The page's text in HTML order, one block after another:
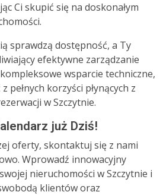
Ci skupić się na doskonałym
sprawdzą dostępność, a Ty
efektywne zarządzanie
wsparcie techniczne,
pełnych korzyści płynących z
w Szczytnie.
już Dziś!
oferty, skontaktuj się z nami
Wprowadź innowacyjny
nieruchomości w Szczytnie i
klientów oraz